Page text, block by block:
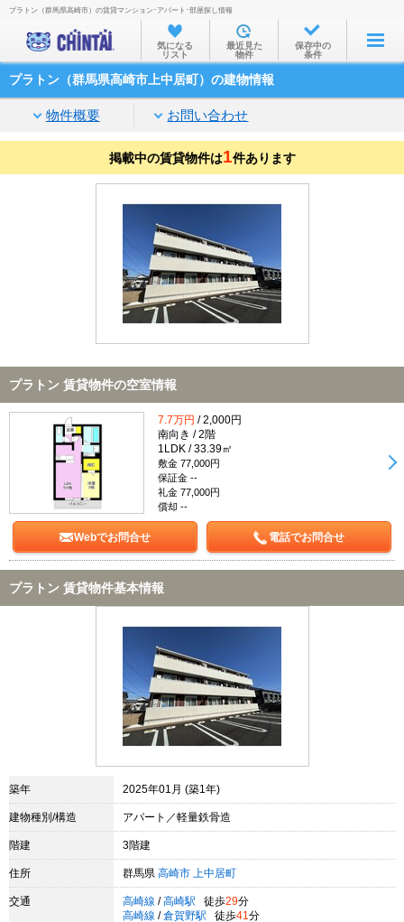
お部屋を探す
沿線・駅から
住所から
家賃相場から
通勤通学時間から
TOP
プラトン（群馬県高崎市）の賃貸マンション･アパート･部屋探し情報
気になる
リスト
最近見た
物件
保存中の
条件
プラトン（群馬県高崎市上中居町）の建物情報
物件概要 お問い合わせ
掲載中の賃貸物件は1件あります
プラトン 賃貸物件の空室情報
7.7万円 / 2,000円
南向き / 2階
1LDK / 33.39㎡
敷金 77,000円
保証金 --
礼金 77,000円
償却 --
Webでお問合せ 電話でお問合せ
プラトン 賃貸物件基本情報
築年 2025年01月 (築1年)
建物種別/構造 アパート／軽量鉄骨造
階建 3階建
住所 群馬県 高崎市 上中居町
交通 高崎線 / 高崎駅 徒歩29分
高崎線 / 倉賀野駅 徒歩41 分